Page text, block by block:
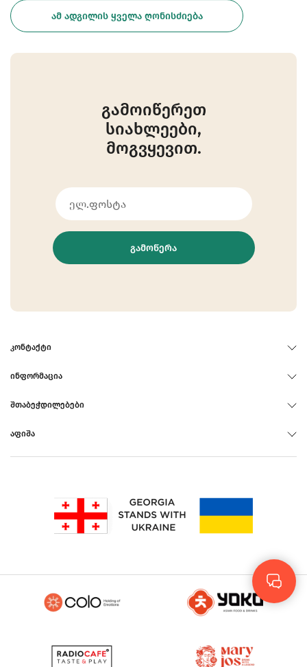
ᲐᲛ ᲐᲓᲒᲘᲚᲘᲡ ᲧᲕᲔᲚᲐ ᲦᲝᲜᲘᲡᲫᲘᲔᲑᲐ
გამოიწერეთ
სიახლეები,
მოგვყევით.
ᲒᲐᲛᲝᲬᲔᲠᲐ
ᲙᲝᲜᲢᲐᲥᲢᲘ
ᲘᲜᲤᲝᲠᲛᲐᲪᲘᲐ
ᲨᲗᲐᲑᲔᲭᲓᲘᲚᲔᲑᲔᲑᲘ
ᲐᲤᲘᲨᲐ
Rus